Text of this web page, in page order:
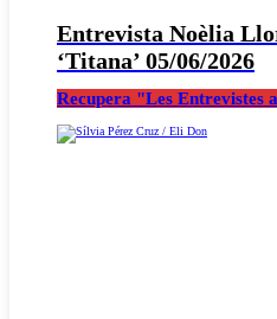
Entrevista Noèlia
‘Titana’ 05/06/2026
Recupera "Les Entrevistes